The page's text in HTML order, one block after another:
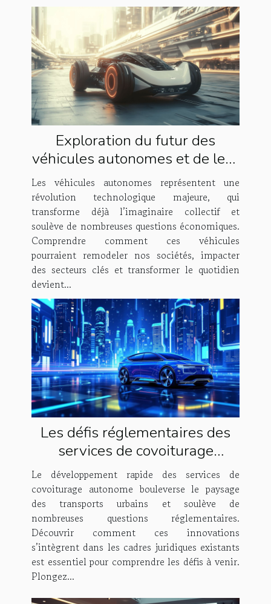
Exploration du futur des
véhicules autonomes et de leur
impact économique
Les véhicules autonomes représentent une
révolution technologique majeure, qui
transforme déjà l’imaginaire collectif et
soulève de nombreuses questions économiques.
Comprendre comment ces véhicules
pourraient remodeler nos sociétés, impacter
des secteurs clés et transformer le quotidien
devient...
Les défis réglementaires des
services de covoiturage
autonome
Le développement rapide des services de
covoiturage autonome bouleverse le paysage
des transports urbains et soulève de
nombreuses questions réglementaires.
Découvrir comment ces innovations
s’intègrent dans les cadres juridiques existants
est essentiel pour comprendre les défis à venir.
Plongez...